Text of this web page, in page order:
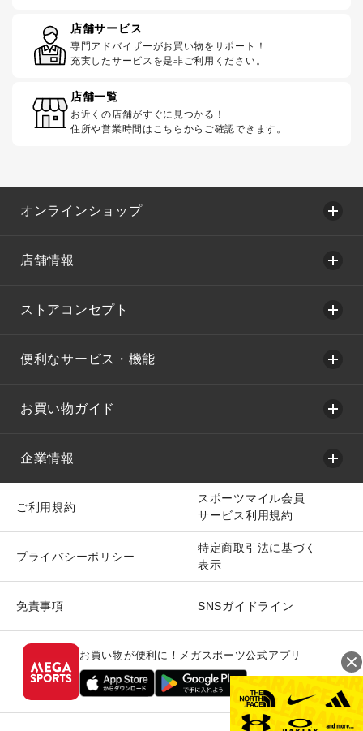
店舗サービス
専門アドバイザーがお買い物をサポート！
充実したサービスを是非ご利用ください。
店舗一覧
お近くの店舗がすぐに見つかる！
住所や営業時間はこちらからご確認できます。
オンラインショップ
店舗情報
ストアコンセプト
便利なサービス・機能
お買い物ガイド
企業情報
ご利用規約
スポーツマイル会員
サービス利用規約
プライバシーポリシー
特定商取引法に基づく
表示
免責事項 SNSガイドライン
お買い物が便利に！メガスポーツ公式アプリ